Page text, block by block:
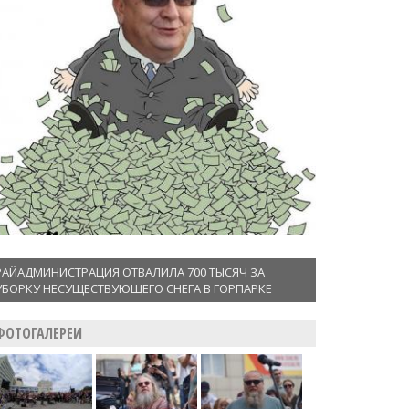
ОТВАЛИЛА 700 ТЫСЯЧ ЗА
НЕСУЩЕСТВУЮЩЕГО СНЕГА В ГОРПАРКЕ